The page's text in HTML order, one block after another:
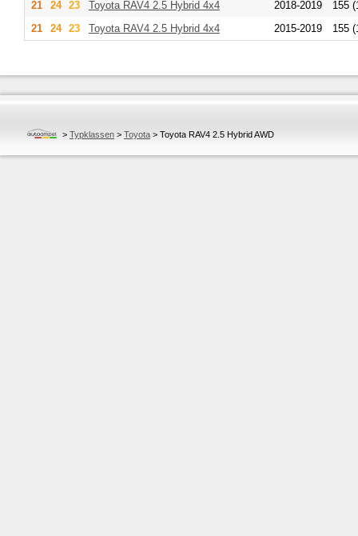
21 24 23 Toyota RAV4 2.5 Hybrid 4x4 2018-2019
155
21
24 23 Toyota RAV4 2.5 Hybrid 4x4 2015-2019 155
> Typklassen > Toyota > Toyota RAV4 2.5 Hybrid AWD